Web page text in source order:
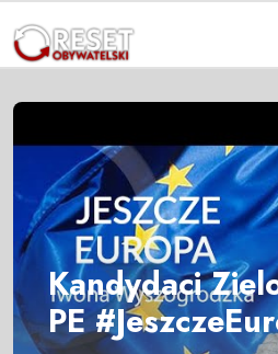
Kandydaci
PE